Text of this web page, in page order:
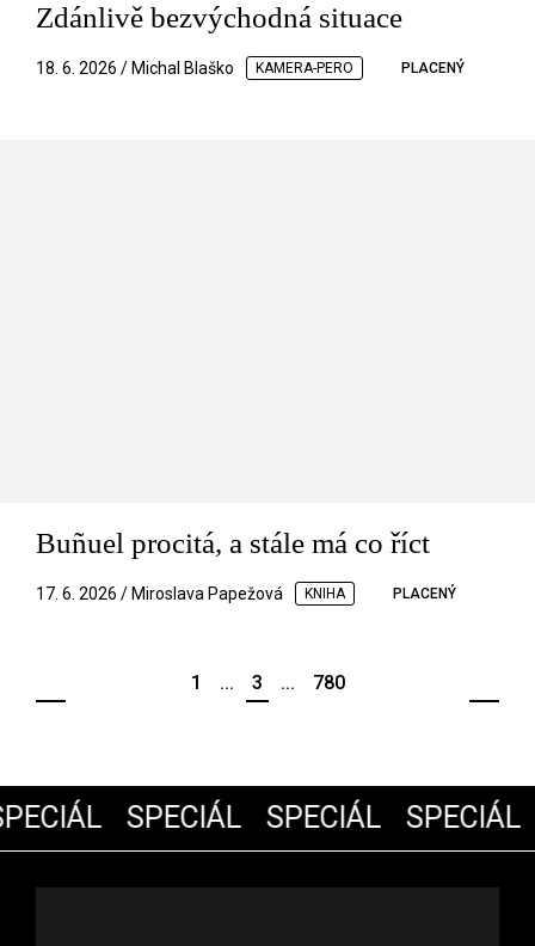
Zdánlivě bezvýchodná situace
18. 6. 2026 / Michal Blaško KAMERA-PERO PLACENÝ
Buñuel procitá, a stále má co říct
17. 6. 2026 / Miroslava Papežová KNIHA PLACENÝ
1 ... 3 ... 780
SPECIÁL SPECIÁL SPECIÁL